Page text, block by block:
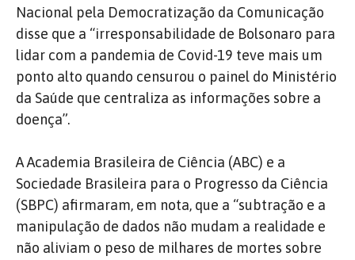
Nacional pela Democratização da Comunicação
disse que a “irresponsabilidade de Bolsonaro para
lidar com a pandemia de Covid-19 teve mais um
ponto alto quando censurou o painel do Ministério
da Saúde que centraliza as informações sobre a
doença”.
A Academia Brasileira de Ciência (ABC) e a
Sociedade Brasileira para o Progresso da Ciência
(SBPC) afirmaram, em nota, que a “subtração e a
manipulação de dados não mudam a realidade e
não aliviam o peso de milhares de mortes sobre